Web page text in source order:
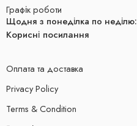
Графік роботи
Щодня з понеділка по неділю:
Корисні посилання
Оплата та доставка
Privacy Policy
Terms & Condition